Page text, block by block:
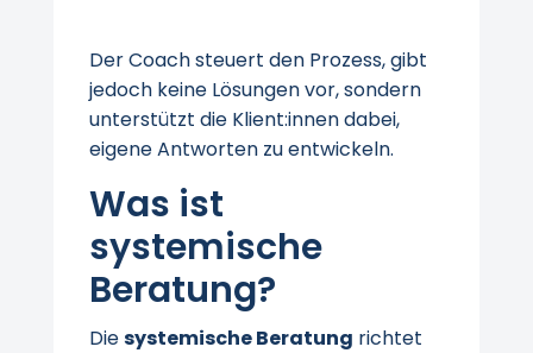
Der Coach steuert den Prozess, gibt
jedoch keine Lösungen vor, sondern
unterstützt die Klient:innen dabei,
eigene Antworten zu entwickeln.
Was ist
systemische
Beratung?
Diesystemische Beratung richtet